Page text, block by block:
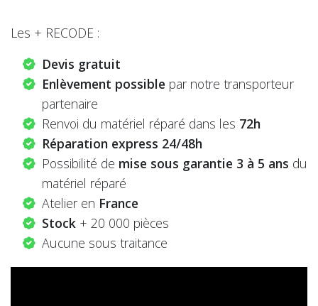
Les + RECODE :
Devis gratuit
Enlèvement possible par notre transporteur
partenaire
Renvoi du matériel réparé dans les 72h
Réparation express 24/48h
Possibilité de mise sous garantie 3 à 5 ans du
matériel réparé
Atelier en France
Stock + 20 000 pièces
Aucune sous traitance